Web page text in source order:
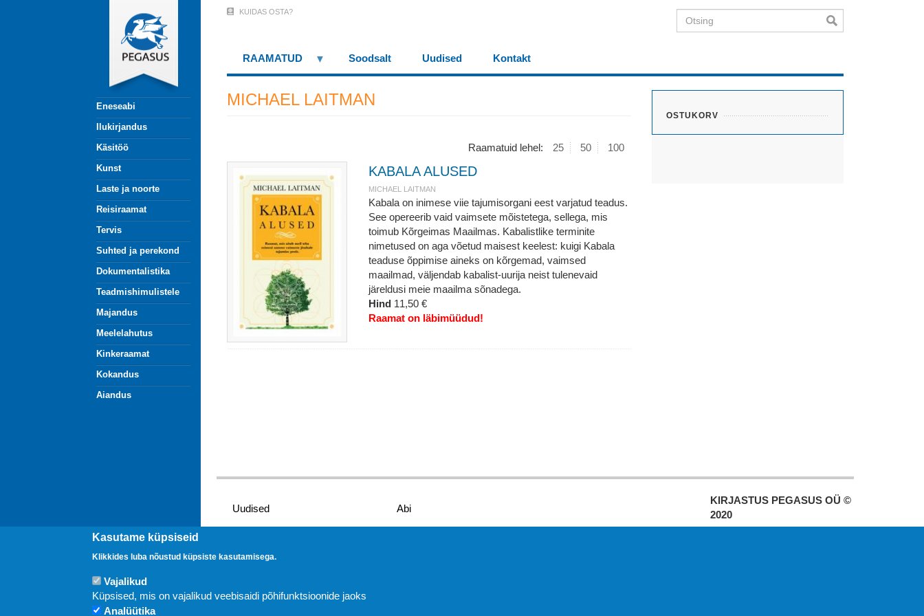
Eneseabi
Ilukirjandus
Käsitöö
Kunst
Laste ja noorte
Reisiraamat
Tervis
Suhted ja perekond
Dokumentalistika
Teadmishimulistele
Majandus
Meelelahutus
Kinkeraamat
Kokandus
Aiandus
Menu
(logged
KUIDAS OSTA? Otsing
RAAMATUD Soodsalt Uudised Kontakt
OSTUKORV
MICHAEL LAITMAN
Raamatuid lehel: 25 50 100
KABALA ALUSED
MICHAEL LAITMAN
Kabala on inimese viie tajumisorgani eest varjatud teadus.
See opereerib vaid vaimsete mõistetega, sellega, mis
toimub Kõrgeimas Maailmas. Kabalistlike terminite
nimetused on aga võetud maisest keelest: kuigi Kabala
teaduse õppimise aineks on kõrgemad, vaimsed
maailmad, väljendab kabalist-uurija neist tulenevaid
järeldusi meie maailma sõnadega.
Hind 11,50 €
Raamat on läbimüüdud!
Uudised Abi
KIRJASTUS PEGASUS OÜ ©
2020
Kasutame küpsiseid
Klikkides luba nõustud küpsiste kasutamisega.
Vajalikud
Küpsised, mis on vajalikud veebisaidi põhifunktsioonide jaoks
Analüütika